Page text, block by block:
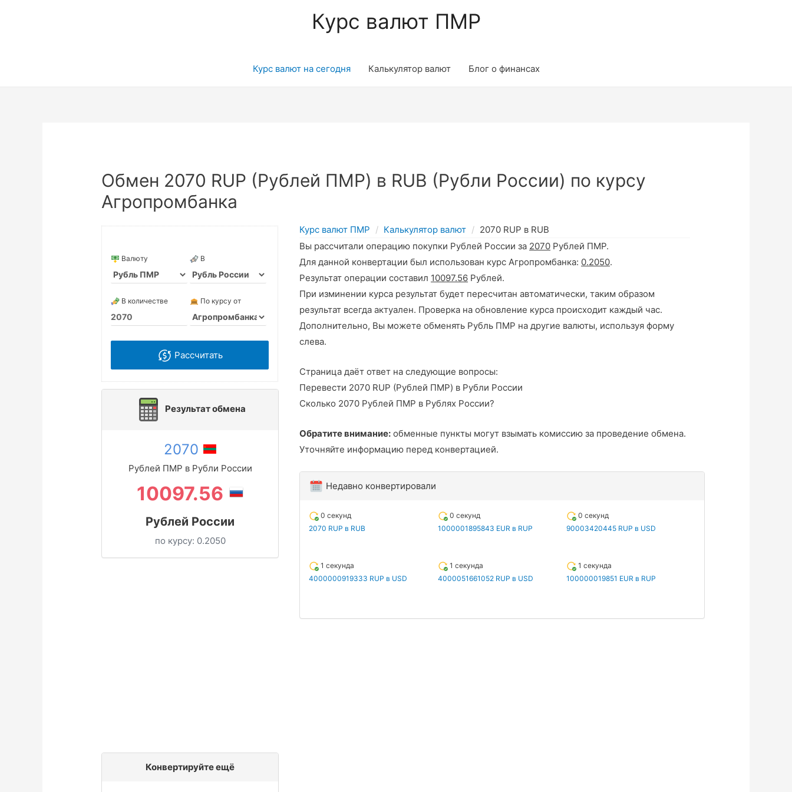
Курс валют ПМР
Курс валют на сегодня Калькулятор валют Блог о финансах
Обмен 2070 RUP (Рублей ПМР) в RUB (Рубли России) по курсу
Агропромбанка
Валюту В
В количестве По курсу от
Рассчитать
Результат обмена
2070
Рублей ПМР в Рубли России
10097.56
Рублей России
по курсу: 0.2050
Конвертируйте ещё
Курс валют ПМР Калькулятор валют
2070 RUP в RUB
Вы рассчитали операцию покупки Рублей России за 2070 Рублей ПМР.
Для данной конвертации был использован курс Агропромбанка: 0.2050.
Результат операции составил 10097.56 Рублей.
При изминении курса результат будет пересчитан автоматически, таким образом
результат всегда актуален. Проверка на обновление курса происходит каждый час.
Дополнительно, Вы можете обменять Рубль ПМР на другие валюты, используя форму
слева.
Страница даёт ответ на следующие вопросы:
Перевести 2070 RUP (Рублей ПМР) в Рубли России
Сколько 2070 Рублей ПМР в Рублях России?
Обратите внимание: обменные пункты могут взымать комиссию за проведение обмена.
Уточняйте информацию перед конвертацией.
Недавно конвертировали
0 секунд
2070 RUP в RUB
0 секунд
1000001895843 EUR в RUP
0 секунд
90003420445 RUP в USD
1 секунда
4000000919333 RUP в USD
1 секунда
4000051661052 RUP в USD
1 секунда
100000019851 EUR в RUP